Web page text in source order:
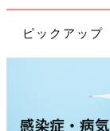
ピックアップ